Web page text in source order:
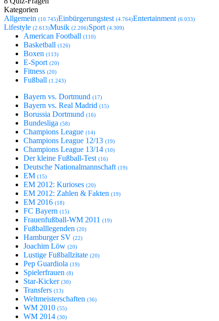
Kategorien
Allgemein (10.745)Einbürgerungstest (4.764)Entertainment (6.033)
Lifestyle (2.613)Musik (2.206)Sport (4.309)
American Football (110)
Basketball (126)
Boxen (113)
E-Sport (20)
Fitness (20)
Fußball (1.243)
Bayern vs. Dortmund (17)
Bayern vs. Real Madrid (15)
Borussia Dortmund (16)
Bundesliga (58)
Champions League (14)
Champions League 12/13 (19)
Champions League 13/14 (10)
Der kleine Fußball-Test (16)
Deutsche Nationalmannschaft (19)
EM (15)
EM 2012: Kurioses (20)
EM 2012: Zahlen & Fakten (19)
EM 2016 (18)
FC Bayern (15)
Frauenfußball-WM 2011 (19)
Fußballlegenden (20)
Hamburger SV (22)
Joachim Löw (20)
Lustige Fußballzitate (20)
Pep Guardiola (19)
Spielerfrauen (8)
Star-Kicker (30)
Transfers (13)
Weltmeisterschaften (36)
WM 2010 (55)
WM 2014 (30)